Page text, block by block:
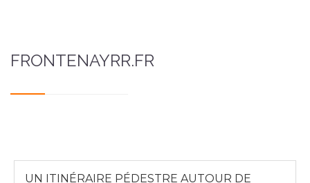
FRONTENAYRR.FR
UN ITINÉRAIRE PÉDESTRE AUTOUR DE